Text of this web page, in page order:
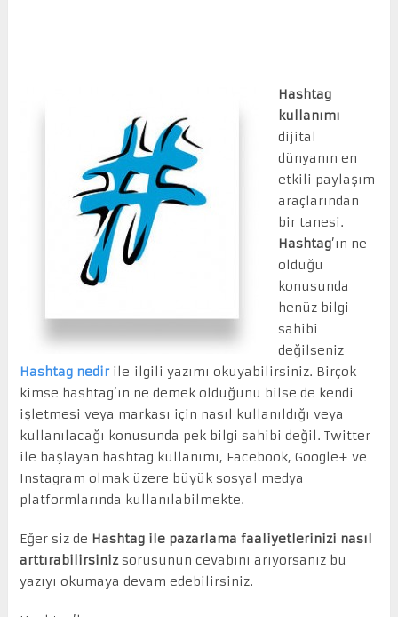
Hashtag
kullanımı
dijital
dünyanın en
etkili paylaşım
araçlarından
bir tanesi.
Hashtag’ın ne
olduğu
konusunda
henüz bilgi
sahibi
değilseniz
Hashtag nedirile ilgili yazımı okuyabilirsiniz. Birçok
kimse hashtag’ın ne demek olduğunu bilse de kendi
işletmesi veya markası için nasıl kullanıldığı veya
kullanılacağı konusunda pek bilgi sahibi değil. Twitter
ile başlayan hashtag kullanımı, Facebook, Google+ ve
Instagram olmak üzere büyük sosyal medya
platformlarında kullanılabilmekte.
Eğer siz de Hashtag ile pazarlama faaliyetlerinizi nasıl
arttırabilirsinizsorusunun cevabını arıyorsanız bu
yazıyı okumaya devam edebilirsiniz.